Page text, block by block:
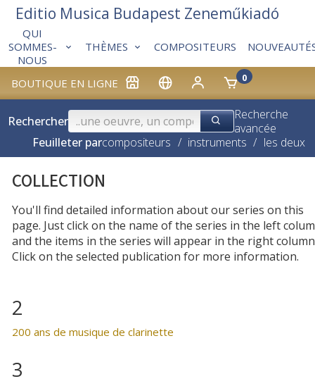
BOUTIQUE EN LIGNE 0
QUI
SOMMES-
NOUS
THÈMES COMPOSITEURS
Editio Musica Budapest Zeneműkiadó
Rechercher
Recherche
avancée
Feuilleter parcompositeurs / instruments / les deux
COLLECTION
You'll find detailed information about our series on this
page. Just click on the name of the series in the left
and the items in the series will appear in the right
Click on the selected publication for more information.
2
200 ans de musique de clarinette
3